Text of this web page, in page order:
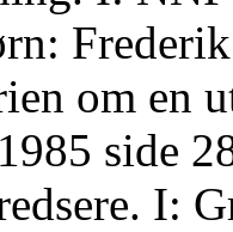
om en
side
I: